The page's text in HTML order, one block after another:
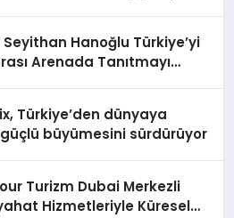
Seyithan Hanoğlu Türkiye’yi
Arenada Tanıtmayı
Türkiye’den dünyaya
büyümesini sürdürüyor
Turizm Dubai Merkezli
Hizmetleriyle Küresel